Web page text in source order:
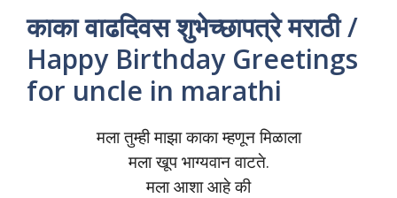
काका वाढदिवस शुभेच्छापत्रे मराठी /
Happy Birthday Greetings
for uncle in marathi
मला तुम्ही माझा काका म्हणून मिळाला
मला खूप भाग्यवान वाटते.
मला आशा आहे की